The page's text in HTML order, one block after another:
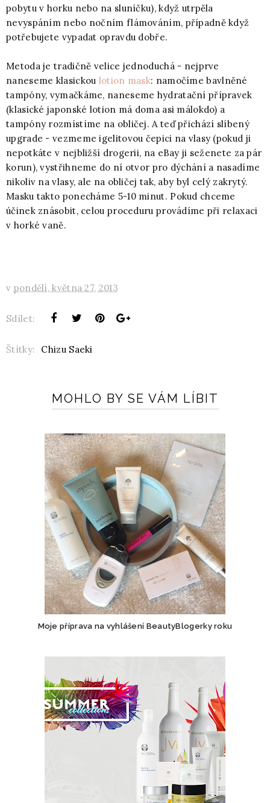
pobytu v horku nebo na sluníčku), když utrpěla
nevyspáním nebo nočním flámováním, případně když
potřebujete vypadat opravdu dobře.
Metoda je tradičně velice jednoduchá - nejprve
naneseme klasickou lotion mask: namočíme bavlněné
tampóny, vymačkáme, naneseme hydratační přípravek
(klasické japonské lotion má doma asi málokdo) a
tampóny rozmístíme na obličej. A teď přichází slíbený
upgrade - vezmeme igelitovou čepici na vlasy (pokud ji
nepotkáte v nejbližší drogerii, na eBay ji seženete za pár
korun), vystřihneme do ní otvor pro dýchání a nasadíme
nikoliv na vlasy, ale na obličej tak, aby byl celý zakrytý.
Masku takto ponecháme 5-10 minut. Pokud chceme
účinek znásobit, celou proceduru provádíme při relaxaci
v horké vaně.
v pondělí, května 27, 2013
Sdílet:
Štítky: Chizu Saeki
MOHLO BY SE VÁM LÍBIT
Moje příprava na vyhlášení BeautyBlogerky roku